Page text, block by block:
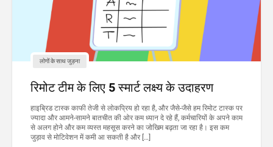
लोगों के साथ जुड़ना
रिमोट टीम के लिए 5 स्मार्ट लक्ष्य के उदाहरण
हाइब्रिड टास्क काफी तेजी से लोकप्रिय हो रहा है, और जैसे-जैसे हम रिमोट टास्क पर
ज्यादा और आमने-सामने बातचीत की ओर कम ध्यान दे रहे हैं, कर्मचारियों के अपने काम
से अलग होने और कम व्यस्त महसूस करने का जोखिम बढ़ता जा रहा है। इस कम
जुड़ाव से मोटिवेशन में कमी आ सकती है और […]